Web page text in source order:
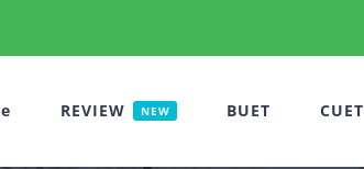
REVIEW NEW BUET CUET